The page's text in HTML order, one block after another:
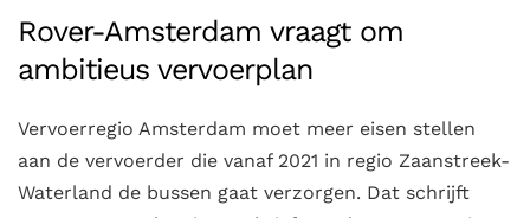
Rover-Amsterdam vraagt om
ambitieus vervoerplan
Vervoerregio Amsterdam moet meer eisen stellen
aan de vervoerder die vanaf 2021 in regio Zaanstreek-
Waterland de bussen gaat verzorgen. Dat schrijft